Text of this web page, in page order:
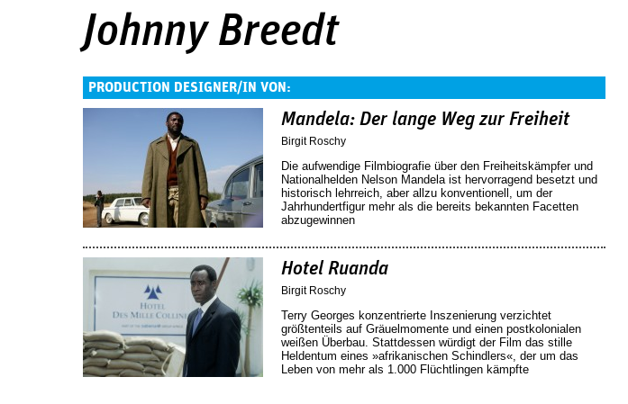
Johnny Breedt
PRODUCTION DESIGNER/IN VON:
Mandela: Der lange Weg zur Freiheit
Birgit Roschy
Die aufwendige Filmbiografie über den Freiheitskämpfer und
Nationalhelden Nelson Mandela ist hervorragend besetzt und
historisch lehrreich, aber allzu konventionell, um der
Jahrhundertfigur mehr als die bereits bekannten Facetten
abzugewinnen
Hotel Ruanda
Birgit Roschy
Terry Georges konzentrierte Inszenierung verzichtet
größtenteils auf Gräuelmomente und einen postkolonialen
weißen Überbau. Stattdessen würdigt der Film das stille
Heldentum eines »afrikanischen Schindlers«, der um das
Leben von mehr als 1.000 Flüchtlingen kämpfte